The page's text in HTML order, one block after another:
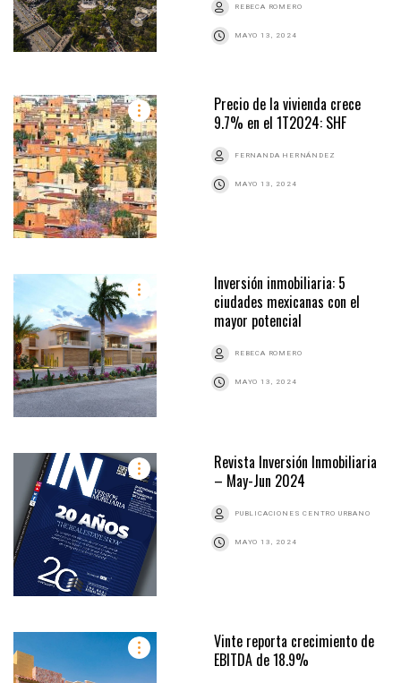
REBECA ROMERO
MAYO 13, 2024
Precio de la vivienda crece
9.7% en el 1T2024: SHF
FERNANDA HERNÁNDEZ
MAYO 13, 2024
Inversión inmobiliaria: 5
ciudades mexicanas con el
mayor potencial
REBECA ROMERO
MAYO 13, 2024
Revista Inversión Inmobiliaria
– May-Jun 2024
PUBLICACIONES CENTRO URBANO
MAYO 13, 2024
Vinte reporta crecimiento de
EBITDA de 18.9%